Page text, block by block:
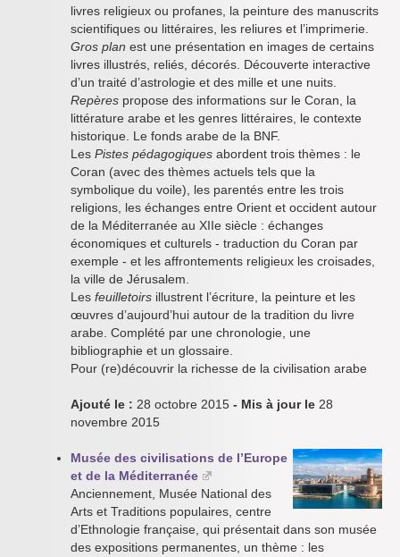
livres religieux ou profanes, la peinture des manuscrits
scientifiques ou littéraires, les reliures et l’imprimerie.
Gros plan est une présentation en images de certains
livres illustrés, reliés, décorés. Découverte interactive
d’un traité d’astrologie et des mille et une nuits.
Repères propose des informations sur le Coran, la
littérature arabe et les genres littéraires, le contexte
historique. Le fonds arabe de la BNF.
Les Pistes pédagogiques abordent trois thèmes : le
Coran (avec des thèmes actuels tels que la
symbolique du voile), les parentés entre les trois
religions, les échanges entre Orient et occident autour
de la Méditerranée au XIIe siècle : échanges
économiques et culturels - traduction du Coran par
exemple - et les affrontements religieux les croisades,
la ville de Jérusalem.
Les feuilletoirs illustrent l’écriture, la peinture et les
œuvres d’aujourd’hui autour de la tradition du livre
arabe. Complété par une chronologie, une
bibliographie et un glossaire.
Pour (re)découvrir la richesse de la civilisation arabe
Ajouté le : 28 octobre 2015 - Mis à jour le 28
novembre 2015
Musée des civilisations de l’Europe
et de la Méditerranée
Anciennement, Musée National des
Arts et Traditions populaires, centre
d’Ethnologie française, qui présentait dans son musée
des expositions permanentes, un thème : les